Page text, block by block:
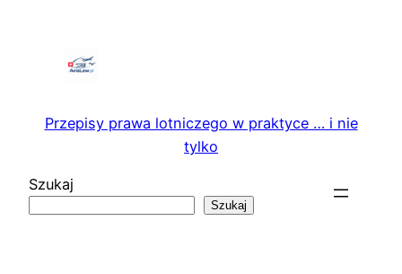
Przepisy prawa lotniczego w praktyce … i nie
tylko
Szukaj
Szukaj